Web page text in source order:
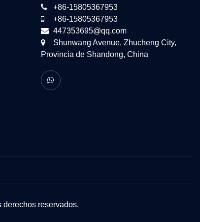
+86-15805367953
+86-15805367953
447353695@qq.com
Shunwang Avenue, Zhucheng City,
Provincia de Shandong, China
reservados.